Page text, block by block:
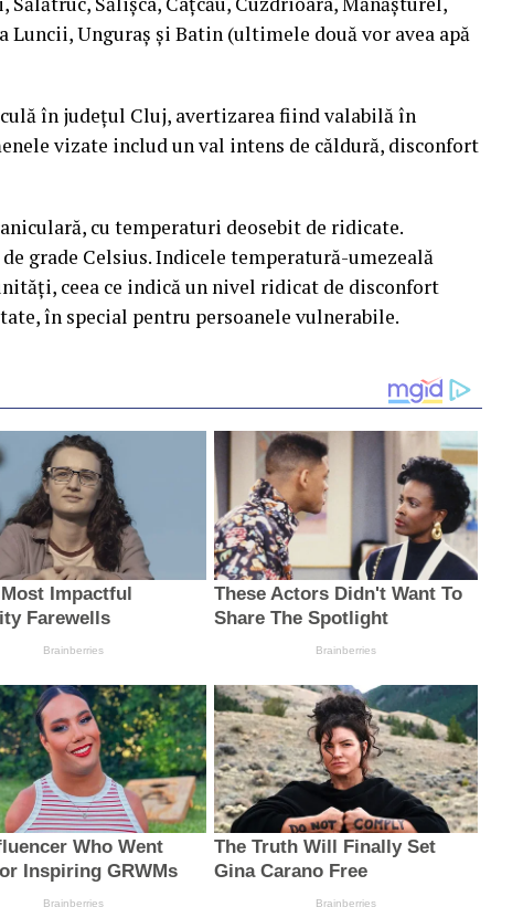
Luncii, Unguraș și Batin (ultimele două vor avea apă
în județul Cluj, avertizarea fiind valabilă în
vizate includ un val intens de căldură, disconfort
cu temperaturi deosebit de ridicate.
grade Celsius. Indicele temperatură-umezeală
ceea ce indică un nivel ridicat de disconfort
în special pentru persoanele vulnerabile.